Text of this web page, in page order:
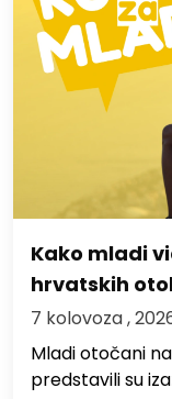
Kako mladi
hrvatskih
7 kolovoza ,
Mladi otočani
predstavili su